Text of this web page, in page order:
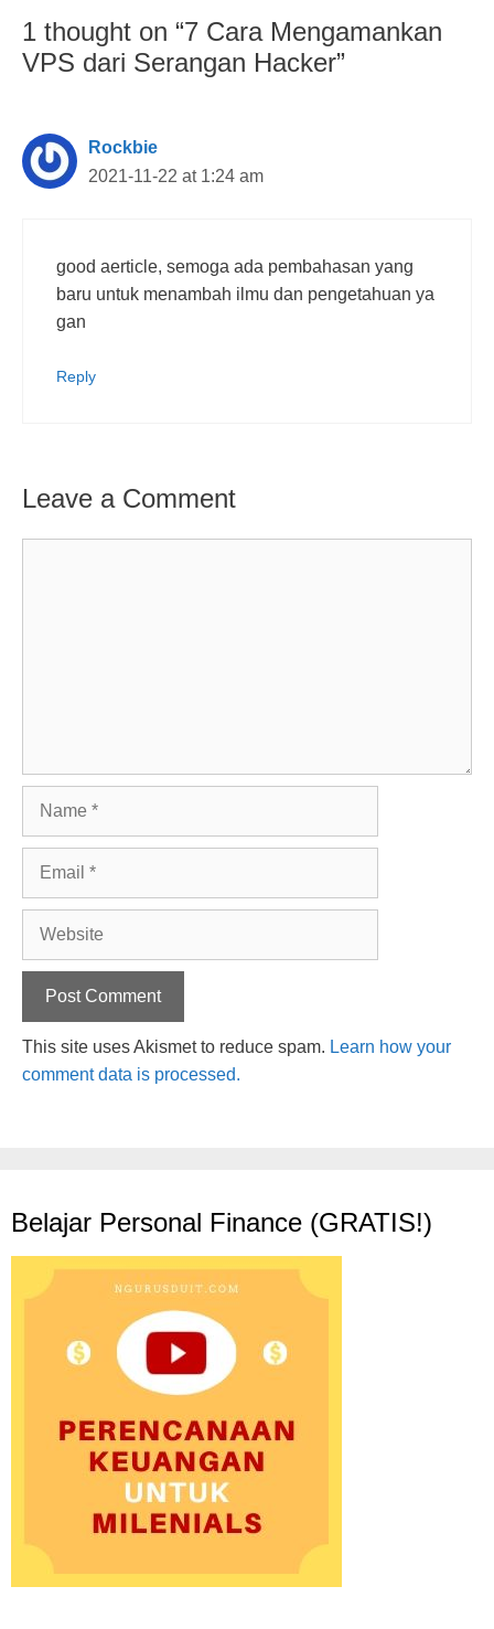
1 thought on “7 Cara Mengamankan
VPS dari Serangan Hacker”
Rockbie
2021-11-22 at 1:24 am
good aerticle, semoga ada pembahasan yang
baru untuk menambah ilmu dan pengetahuan ya
gan
Reply
Leave a Comment
Name
Email
Website
This site uses Akismet to reduce spam. Learn how your
comment data is processed.
Belajar Personal Finance (GRATIS!)